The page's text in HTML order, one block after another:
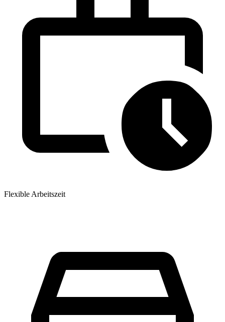
Flexible Arbeitszeit